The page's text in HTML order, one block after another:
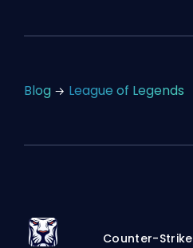
Blog League of Legends
Counter-Strike